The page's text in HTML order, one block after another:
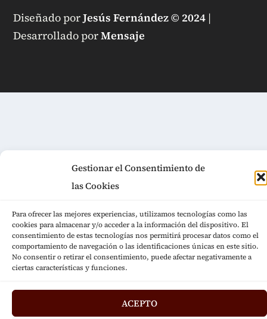
Gestionar el Consentimiento de
las Cookies
Para ofrecer las mejores experiencias, utilizamos tecnologías como las
cookies para almacenar y/o acceder a la información del dispositivo. El
consentimiento de estas tecnologías nos permitirá procesar datos como el
comportamiento de navegación o las identificaciones únicas en este sitio.
No consentir o retirar el consentimiento, puede afectar negativamente a
ciertas características y funciones.
ACEPTO
Diseñado porJesús Fernández © 2024 |
Desarrollado porMensaje